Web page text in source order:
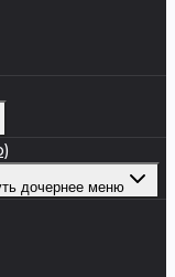
дочернее меню